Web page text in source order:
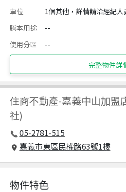
車位
1個其他，詳情請洽經紀人
謄本用途
--
使用分區
--
完整物件詳
住商不動產-嘉義中山加盟
社)
05-2781-515
嘉義市東區民權路63號1樓
物件特色